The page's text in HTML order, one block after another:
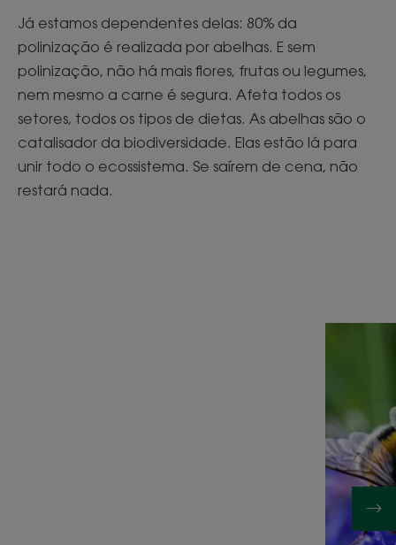
Já estamos dependentes delas: 80% da
polinização é realizada por abelhas. E sem
polinização, não há mais flores, frutas ou legumes,
nem mesmo a carne é segura. Afeta todos os
setores, todos os tipos de dietas. As abelhas são o
catalisador da biodiversidade. Elas estão lá para
unir todo o ecossistema. Se saírem de cena, não
restará nada.